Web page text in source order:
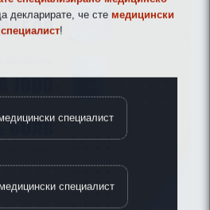
декларирате, че сте
медицински
специалист !
специалист
специалист